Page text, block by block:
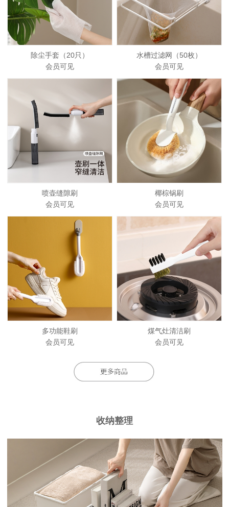
除尘手套（20只）
会员可见
水槽过滤网（50枚）
会员可见
喷壶缝隙刷
会员可见
椰棕锅刷
会员可见
多功能鞋刷
会员可见
煤气灶清洁刷
会员可见
收纳整理